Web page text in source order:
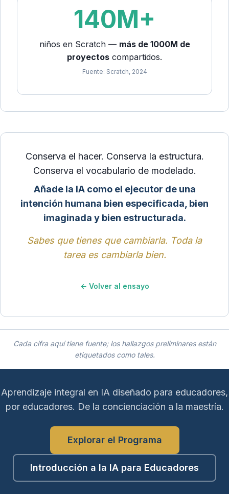
140M+
niños en Scratch — más de 1000M de
proyectos compartidos.
Fuente: Scratch, 2024
Conserva el hacer. Conserva la estructura.
Conserva el vocabulario de modelado.
Añade la IA como el ejecutor de una
intención humana bien especificada, bien
imaginada y bien estructurada.
Sabes que tienes que cambiarla. Toda la
tarea es cambiarla bien.
← Volver al ensayo
Cada cifra aquí tiene fuente; los hallazgos preliminares están
etiquetados como tales.
Aprendizaje integral en IA diseñado para educadores,
por educadores. De la concienciación a la maestría.
Explorar el Programa
Introducción a la IA para Educadores